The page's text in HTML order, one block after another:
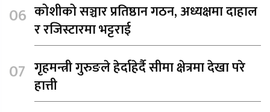
कोशीको सञ्चार प्रतिष्ठान गठन, अध्यक्षमा दाहाल
र रजिस्टारमा भट्टराई
गृहमन्त्री गुरुङले हेर्दाहेर्दै सीमा क्षेत्रमा देखा परे
हात्ती